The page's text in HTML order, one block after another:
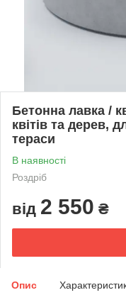
Бетонна лавка /
квітів та дерев,
тераси
В наявності
Роздріб
від 2 550 ₴
Опис